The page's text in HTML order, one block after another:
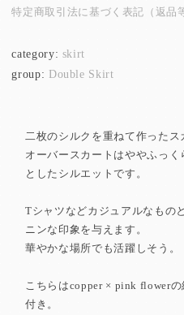
特定商取引法に基づく表記（返品
category: skirt
group: Double Skirt
二枚のシルクを重ねて作ったス
オーバースカートはややふっ
としたシルエットです。
Tシャツなどカジュアルなもの
ニンな印象を与えます。
華やかな場所でも活躍しそう。
こちらはcopper × pink flower
付き。